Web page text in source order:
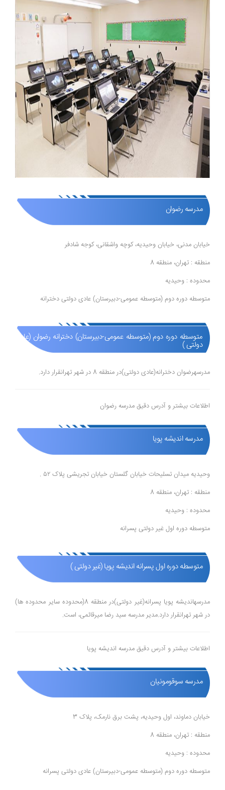
مدرسه رضوان
خیابان مدنی، خیابان وحیدیه، کوچه واشقانی، کوجه شادفر
منطقه : تهران، منطقه 8
محدوده : وحیدیه
متوسطه دوره دوم (متوسطه عمومی-دبیرستان) عادی دولتی دخترانه
متوسطه دوره دوم (متوسطه عمومی-دبیرستان) دخترانه رضوان (عادی
دولتی )
مدرسهرضوان دخترانه(عادی دولتی)در منطقه 8 در شهر تهرانقرار دارد.
اطلاعات بیشتر و آدرس دقیق مدرسه رضوان
مدرسه اندیشه پویا
وحیدیه میدان تسلیحات خیابان گلستان خیابان تجریشی پلاک ۵۲ .
منطقه : تهران، منطقه 8
محدوده : وحیدیه
متوسطه دوره اول غیر دولتی پسرانه
متوسطه دوره اول پسرانه اندیشه پویا (غیر دولتی )
مدرسهاندیشه پویا پسرانه(غیر دولتی)در منطقه 8(محدوده ساير محدوده ها)
در شهر تهرانقرار دارد.مدیر مدرسه سید رضا میرقائمی، است.
اطلاعات بیشتر و آدرس دقیق مدرسه اندیشه پویا
مدرسه سوقومونیان
خیابان دماوند، اول وحیدیه، پشت برق نارمک، پلاک 3
منطقه : تهران، منطقه 8
محدوده : وحیدیه
متوسطه دوره دوم (متوسطه عمومی-دبیرستان) عادی دولتی پسرانه